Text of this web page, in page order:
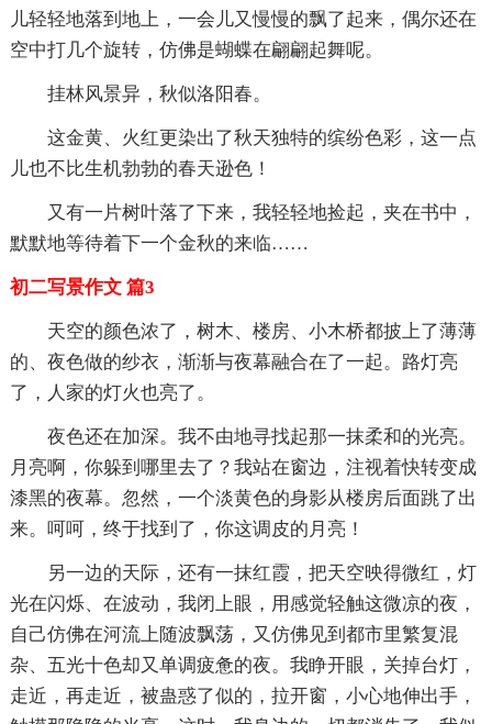
儿轻轻地落到地上，一会儿又慢慢的飘了起来，偶尔还在
空中打几个旋转，仿佛是蝴蝶在翩翩起舞呢。
挂林风景异，秋似洛阳春。
这金黄、火红更染出了秋天独特的缤纷色彩，这一点
儿也不比生机勃勃的春天逊色！
又有一片树叶落了下来，我轻轻地捡起，夹在书中，
默默地等待着下一个金秋的来临……
初二写景作文 篇3
天空的颜色浓了，树木、楼房、小木桥都披上了薄薄
的、夜色做的纱衣，渐渐与夜幕融合在了一起。路灯亮
了，人家的灯火也亮了。
夜色还在加深。我不由地寻找起那一抹柔和的光亮。
月亮啊，你躲到哪里去了？我站在窗边，注视着快转变成
漆黑的夜幕。忽然，一个淡黄色的身影从楼房后面跳了出
来。呵呵，终于找到了，你这调皮的月亮！
另一边的天际，还有一抹红霞，把天空映得微红，灯
光在闪烁、在波动，我闭上眼，用感觉轻触这微凉的夜，
自己仿佛在河流上随波飘荡，又仿佛见到都市里繁复混
杂、五光十色却又单调疲惫的夜。我睁开眼，关掉台灯，
走近，再走近，被蛊惑了似的，拉开窗，小心地伸出手，